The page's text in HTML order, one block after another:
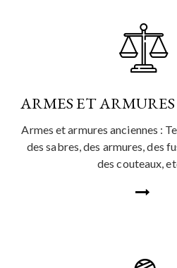
ARMES ET
Armes et armures anciennes :
des sabres, des armures, des
des couteaux,